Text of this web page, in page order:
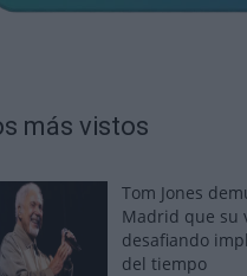
más vistos
Tom Jones
Madrid que su
desafiando
del tiempo